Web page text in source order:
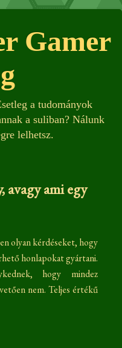
Gamer
a tudományok
a suliban? Nálunk
lelhetsz.
avagy ami egy
olyan kérdéseket, hogy
honlapokat gyártani.
hogy mindez
nem. Teljes értékű